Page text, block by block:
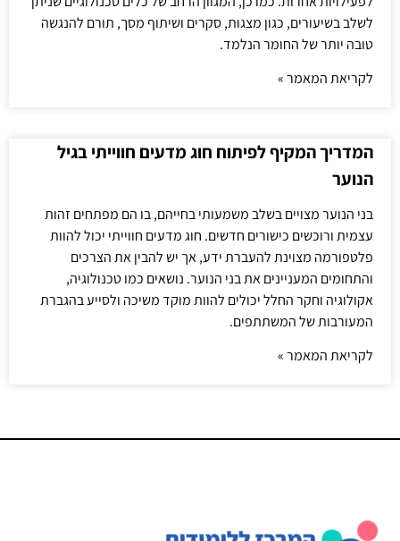
לשלב בשיעורים, כגון מצגות, סקרים ושיתוף מסך, תורם להנגשה
טובה יותר של החומר הנלמד.
לקריאת המאמר »
המדריך המקיף לפיתוח חוג מדעים חווייתי בגיל
הנוער
בני הנוער מצויים בשלב משמעותי בחייהם, בו הם מפתחים זהות
עצמית ורוכשים כישורים חדשים. חוג מדעים חווייתי יכול להוות
פלטפורמה מצוינת להעברת ידע, אך יש להבין את הצרכים
והתחומים המעניינים את בני הנוער. נושאים כמו טכנולוגיה,
אקולוגיה וחקר החלל יכולים להוות מוקד משיכה ולסייע בהגברת
המעורבות של המשתתפים.
לקריאת המאמר »